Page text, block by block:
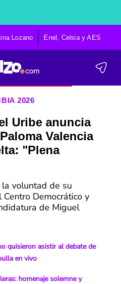
Lozano Enel, Celsia y AES
2026
Uribe anuncia
Valencia
"Plena
voluntad de su
Democrático y
de Miguel
quisieron asistir al debate de
en vivo
homenaje solemne y